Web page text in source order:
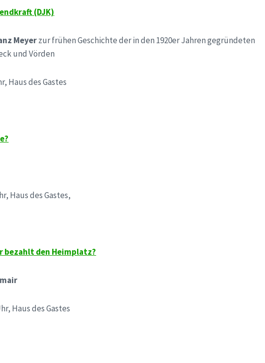
(DJK)
Meyerzur frühen Geschichte der in den 1920er Jahren gegründeten
und Vörden
Haus des Gastes
Haus des Gastes,
den Heimplatz?
Haus des Gastes